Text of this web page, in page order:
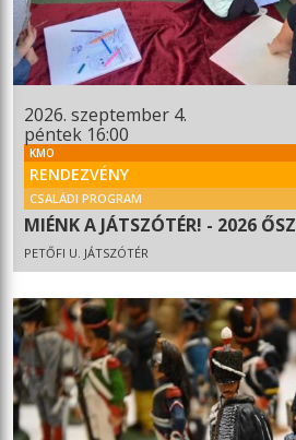
2026. szeptember 4.
péntek 16:00
KMO
RENDEZVÉNY
CSALÁDI PROGRAM
MIÉNK A JÁTSZÓTÉR! - 2026 ŐSZ
PETŐFI U. JÁTSZÓTÉR